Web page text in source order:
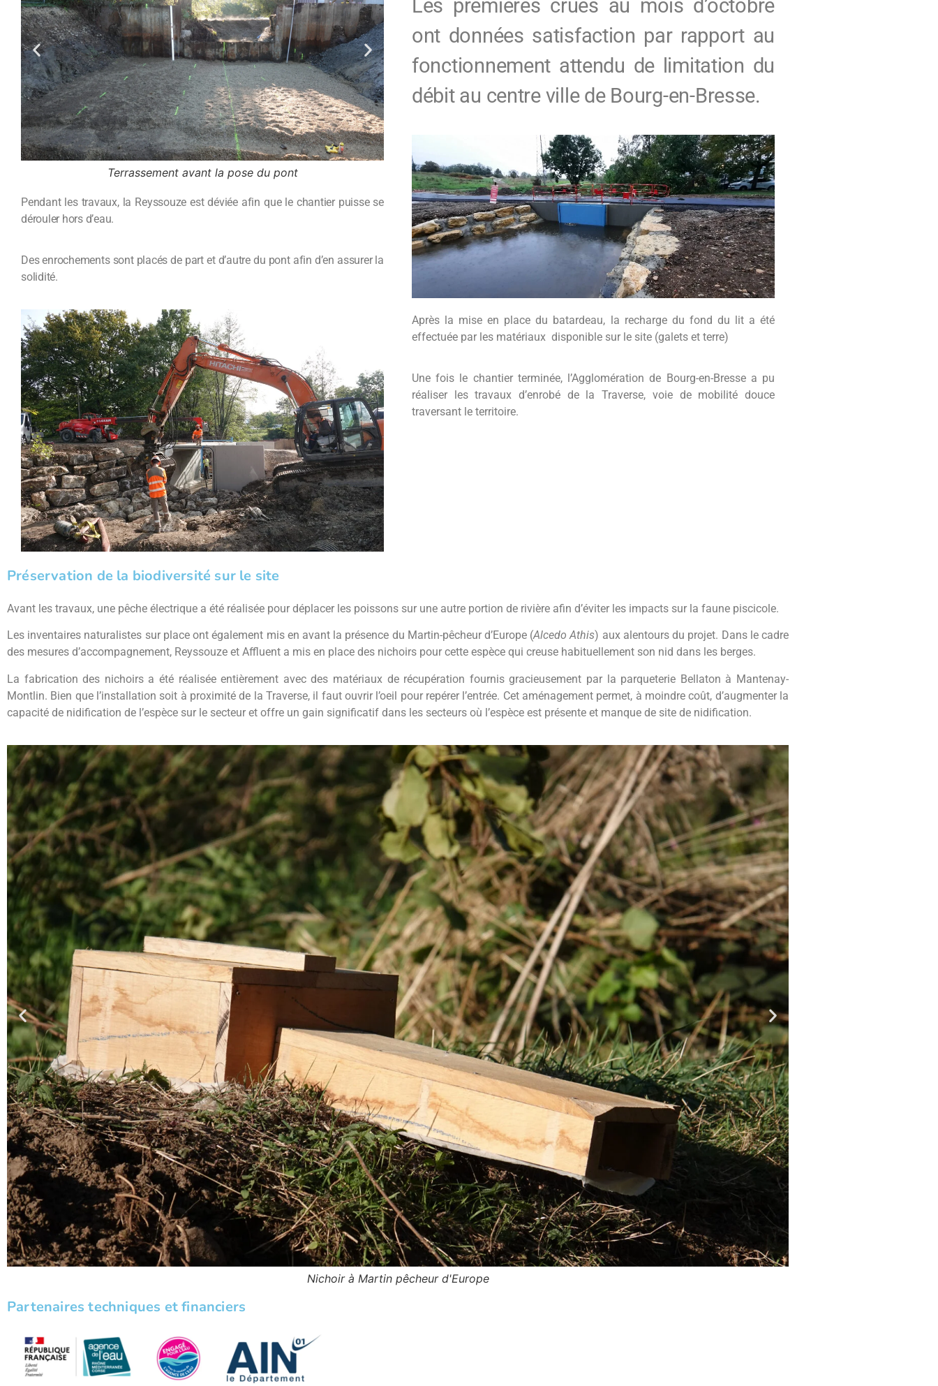
Terrassement avant la pose du pont Installation des blocs du pont grâce à une grue
Pendant les travaux, la Reyssouze est déviée afin que le chantier puisse se
dérouler hors d’eau.
Des enrochements sont placés de part et d’autre du pont afin d’en assurer la
solidité.
Les premières crues au mois d’octobre
ont données satisfaction par rapport au
fonctionnement attendu de limitation du
débit au centre ville de Bourg-en-Bresse.
Après la mise en place du batardeau, la recharge du fond du lit a été
effectuée par les matériaux disponible sur le site (galets et terre)
Une fois le chantier terminée, l’Agglomération de Bourg-en-Bresse a pu
réaliser les travaux d’enrobé de la Traverse, voie de mobilité douce
traversant le territoire.
Préservation de la biodiversité sur le site
Avant les travaux, une pêche électrique a été réalisée pour déplacer les poissons sur une autre portion de rivière afin d’éviter les impacts sur la faune piscicole.
Les inventaires naturalistes sur place ont également mis en avant la présence du Martin-pêcheur d’Europe (Alcedo Athis) aux alentours du projet. Dans le cadre
des mesures d’accompagnement, Reyssouze et Affluent a mis en place des nichoirs pour cette espèce qui creuse habituellement son nid dans les berges.
La fabrication des nichoirs a été réalisée entièrement avec des matériaux de récupération fournis gracieusement par la parqueterie Bellaton à Mantenay-
Montlin. Bien que l’installation soit à proximité de la Traverse, il faut ouvrir l’oeil pour repérer l’entrée. Cet aménagement permet, à moindre coût, d’augmenter la
capacité de nidification de l’espèce sur le secteur et offre un gain significatif dans les secteurs où l’espèce est présente et manque de site de nidification.
Positionnement du nichoir en berge
Partenaires techniques et financiers